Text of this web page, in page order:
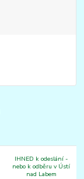
IHNED k odeslání -
nebo k odběru v Ústí
nad Labem